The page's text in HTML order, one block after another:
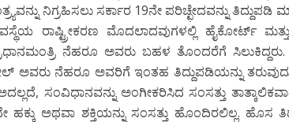
ನಿಗ್ರಹಿಸಲು ಸರ್ಕಾರ 19ನೇ ಪರಿಚ್ಛೇದವನ್ನು
ರಾಷ್ಟ್ರೀಕರಣ ಮೊದಲಾದವುಗಳಲ್ಲಿ ಹೈಕೋರ್ಟ್
ನೆಹರೂ ಅವರು ಬಹಳ ತೊಂದರೆಗೆ
ಅವರು ನೆಹರೂ ಅವರಿಗೆ ಇಂತಹ ತಿದ್ದುಪಡಿಯನ್ನು
ಸಂವಿಧಾನವನ್ನು ಅಂಗೀಕರಿಸಿದ ಸಂಸತ್ತು
ಅಥವಾ ಶಕ್ತಿಯನ್ನು ಸಂಸತ್ತು ಹೊಂದಿರಲಿಲ್ಲ. ಹೊಸ